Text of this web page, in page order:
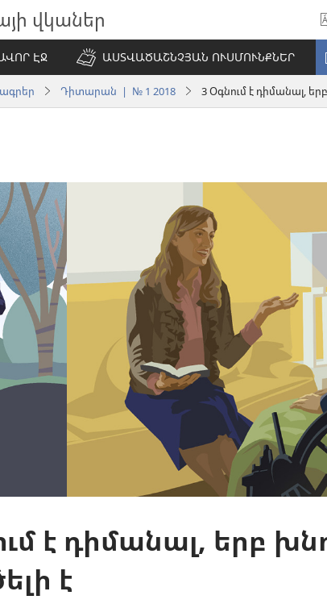
վկաներ
ԷՋ
ԱՍՏՎԱԾԱՇՆՉՅԱՆ ՈՒՍՄՈՒՆՔՆԵՐ
Դիտարան | № 1 2018 3 Օգնում է դիմանալ,
է դիմանալ, երբ
է